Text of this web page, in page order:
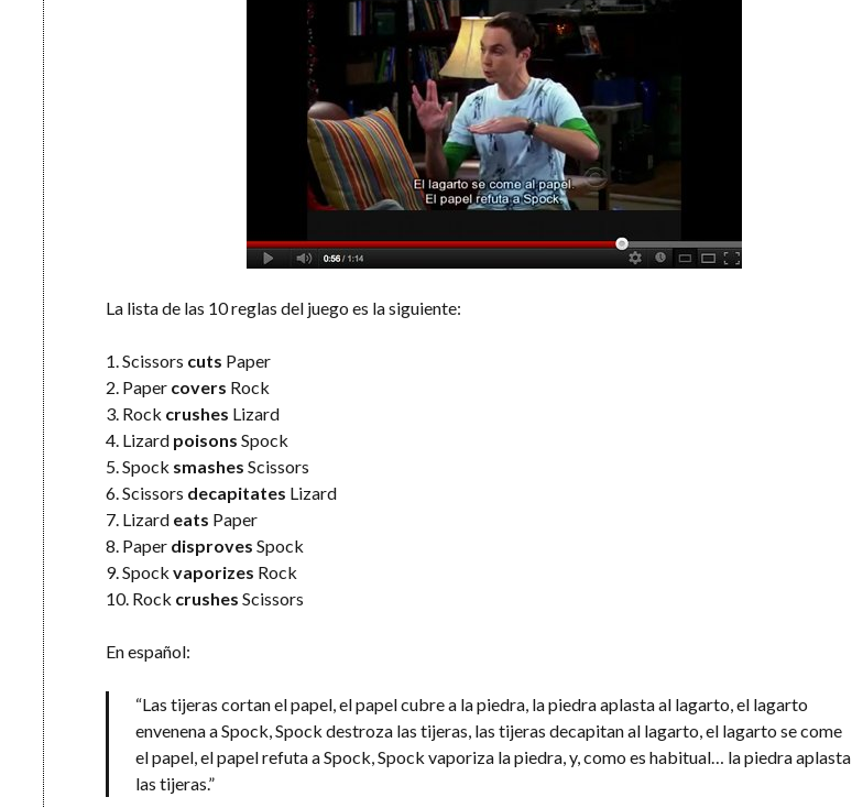
La lista de las 10 reglas del juego es la siguiente:
1. Scissors cuts Paper
2. Paper covers Rock
3. Rock crushes Lizard
4. Lizard poisons Spock
5. Spock smashes Scissors
6. Scissors decapitates Lizard
7. Lizard eats Paper
8. Paper disproves Spock
9. Spock vaporizes Rock
10. Rock crushes Scissors
En español:
“Las tijeras cortan el papel, el papel cubre a la piedra, la piedra aplasta al lagarto, el lagarto
envenena a Spock, Spock destroza las tijeras, las tijeras decapitan al lagarto, el lagarto se come
el papel, el papel refuta a Spock, Spock vaporiza la piedra, y, como es habitual… la piedra aplasta
las tijeras.”